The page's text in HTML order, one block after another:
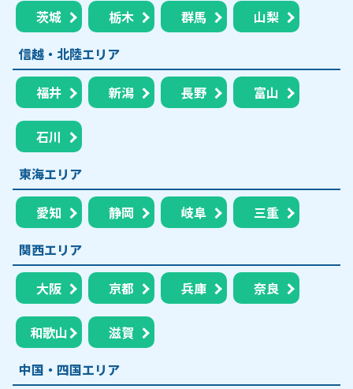
茨城 栃木 群馬
山梨
信越・北陸エリア
福井 新潟 長野 富山
石川
東海エリア
愛知 静岡 岐阜
三重
関西エリア
大阪 京都 兵庫 奈良
和歌山
滋賀
中国・四国エリア